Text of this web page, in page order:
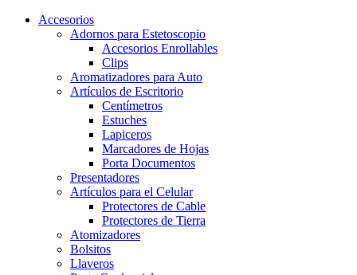
Accesorios
Adornos para Estetoscopio
Accesorios Enrollables
Clips
Aromatizadores para Auto
Artículos de Escritorio
Centímetros
Estuches
Lapiceros
Marcadores de Hojas
Porta Documentos
Presentadores
Artículos para el Celular
Protectores de Cable
Protectores de Tierra
Atomizadores
Bolsitos
Llaveros